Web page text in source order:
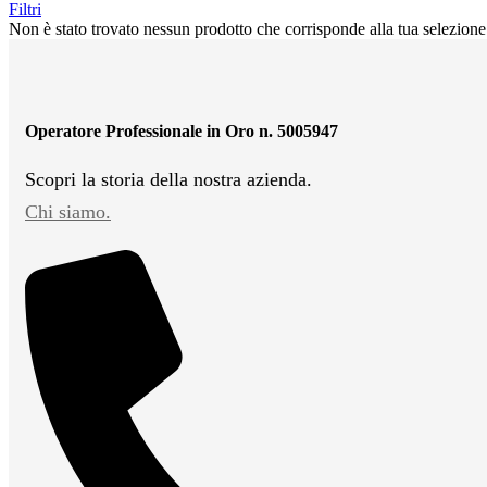
Filtri
Non è stato trovato nessun prodotto che corrisponde alla tua
Operatore Professionale in Oro n. 5005947
Scopri la storia della nostra azienda.
Chi siamo.